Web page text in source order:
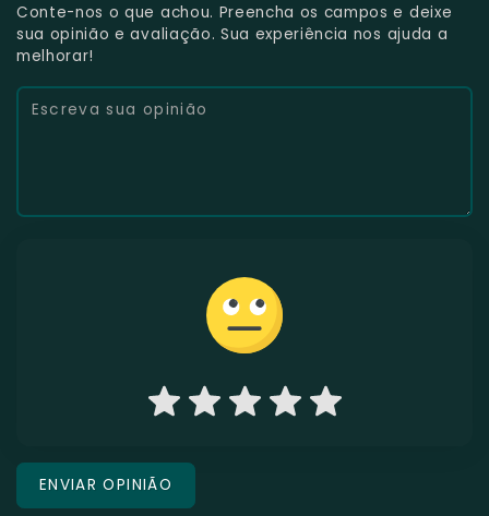
Conte-nos o que achou. Preencha os campos e deixe
sua opinião e avaliação. Sua experiência nos ajuda a
melhorar!